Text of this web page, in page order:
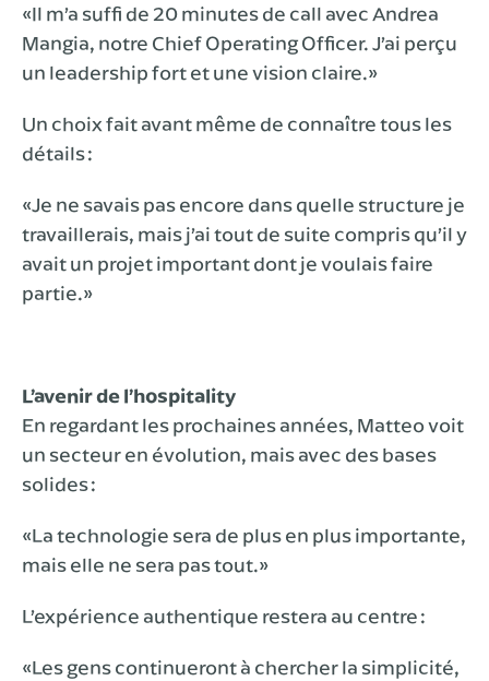
«Il m’a suffi de 20 minutes de call avec Andrea
Mangia, notre Chief Operating Officer. J’ai perçu
un leadership fort et une vision claire.»
Un choix fait avant même de connaître tous les
détails :
«Je ne savais pas encore dans quelle structure je
travaillerais, mais j’ai tout de suite compris qu’il y
avait un projet important dont je voulais faire
partie.»
L’avenir de l’hospitality
En regardant les prochaines années, Matteo voit
un secteur en évolution, mais avec des bases
solides :
«La technologie sera de plus en plus importante,
mais elle ne sera pas tout.»
L’expérience authentique restera au centre :
«Les gens continueront à chercher la simplicité,